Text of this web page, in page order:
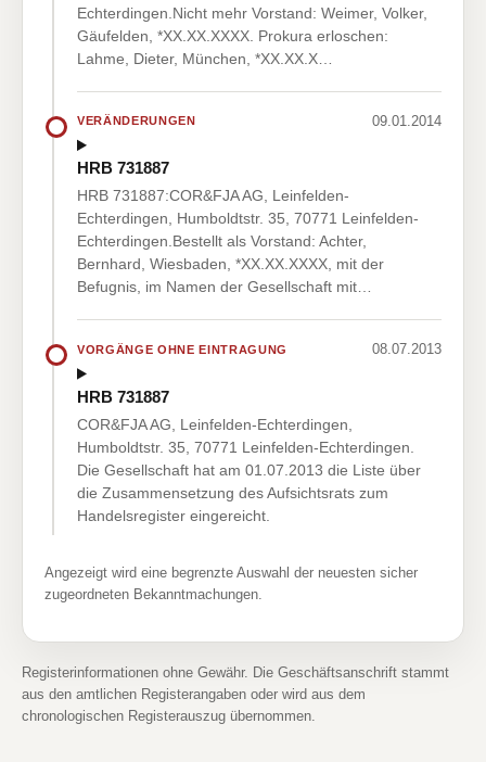
Echterdingen.Nicht mehr Vorstand: Weimer, Volker,
Gäufelden, *XX.XX.XXXX. Prokura erloschen:
Lahme, Dieter, München, *XX.XX.X…
VERÄNDERUNGEN 09.01.2014
HRB 731887
HRB 731887:COR&FJA AG, Leinfelden-
Echterdingen, Humboldtstr. 35, 70771 Leinfelden-
Echterdingen.Bestellt als Vorstand: Achter,
Bernhard, Wiesbaden, *XX.XX.XXXX, mit der
Befugnis, im Namen der Gesellschaft mit…
VORGÄNGE OHNE EINTRAGUNG 08.07.2013
HRB 731887
COR&FJA AG, Leinfelden-Echterdingen,
Humboldtstr. 35, 70771 Leinfelden-Echterdingen.
Die Gesellschaft hat am 01.07.2013 die Liste über
die Zusammensetzung des Aufsichtsrats zum
Handelsregister eingereicht.
Angezeigt wird eine begrenzte Auswahl der neuesten sicher
zugeordneten Bekanntmachungen.
Registerinformationen ohne Gewähr. Die Geschäftsanschrift stammt
aus den amtlichen Registerangaben oder wird aus dem
chronologischen Registerauszug übernommen.